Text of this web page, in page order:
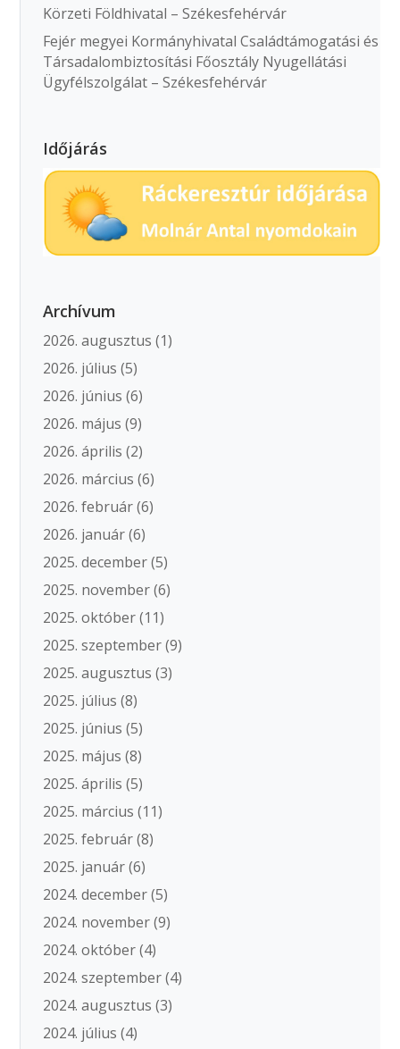
Körzeti Földhivatal – Székesfehérvár
Fejér megyei Kormányhivatal Családtámogatási és
Társadalombiztosítási Főosztály Nyugellátási
Ügyfélszolgálat – Székesfehérvár
Időjárás
Archívum
2026. augusztus (1)
2026. július (5)
2026. június (6)
2026. május (9)
2026. április (2)
2026. március (6)
2026. február(6)
2026. január(6)
2025. december(5)
2025. november(6)
2025. október(11)
2025. szeptember(9)
2025. augusztus (3)
2025. július (8)
2025. június (5)
2025. május (8)
2025. április (5)
2025. március (11)
2025. február(8)
2025. január(6)
2024. december(5)
2024. november(9)
2024. október(4)
2024. szeptember(4)
2024. augusztus (3)
2024. július (4)